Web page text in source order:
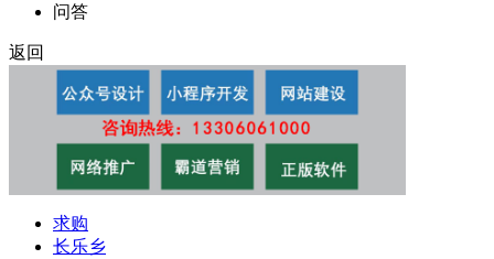
问答
返回
求购
长乐乡